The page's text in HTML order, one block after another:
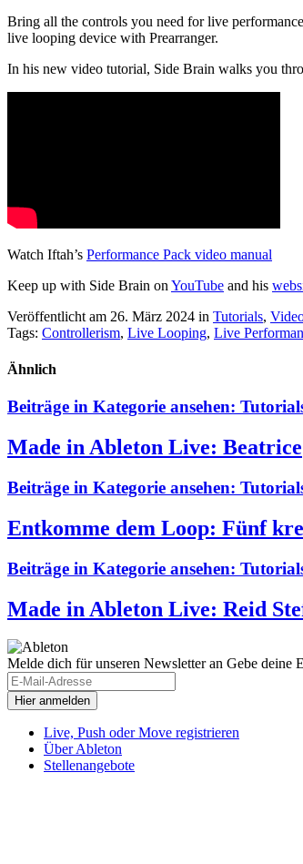
Bring all the controls you need for live
live looping device with Prearranger.
In his new video tutorial, Side Brain walks you
Watch Iftah’s Performance Pack video manual
Keep up with Side Brain onYouTube and his
Veröffentlicht am 26. März 2024 in Tutorials,
Tags: Controllerism, Live Looping, Live
Ähnlich
Beiträge in Kategorie ansehen:
Made in Ableton Live: Beatrice
Beiträge in Kategorie ansehen:
Entkomme dem Loop: Fünf
Beiträge in Kategorie ansehen:
Made in Ableton Live: Reid
Melde dich für unseren Newsletter an Gebe deine
Live, Push oder Move registrieren
Über Ableton
Stellenangebote